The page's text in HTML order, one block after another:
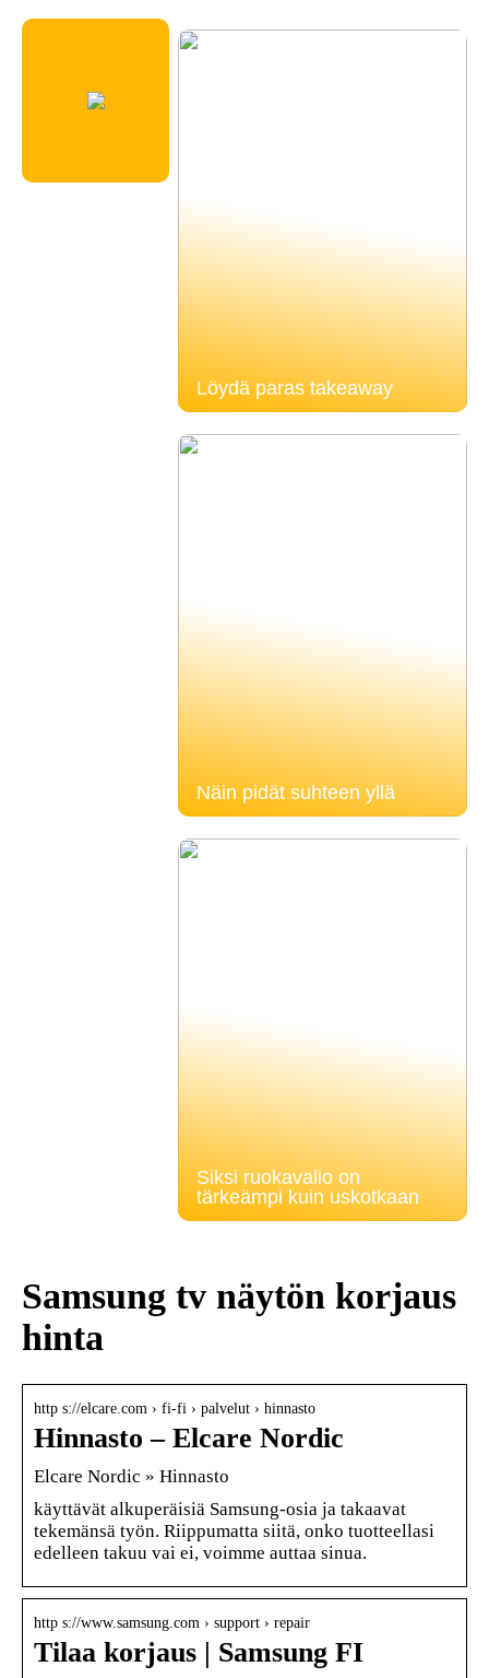
Löydä paras takeaway
Näin pidät suhteen yllä
Siksi ruokavalio on
tärkeämpi kuin uskotkaan
Samsung tv näytön korjaus
hinta
http s://elcare.com › fi-fi › palvelut › hinnasto
Hinnasto – Elcare Nordic
Elcare Nordic » Hinnasto
käyttävät alkuperäisiä Samsung-osia ja takaavat
tekemänsä työn. Riippumatta siitä, onko tuotteellasi
edelleen takuu vai ei, voimme auttaa sinua.
http s://www.samsung.com › support › repair
Tilaa korjaus | Samsung FI